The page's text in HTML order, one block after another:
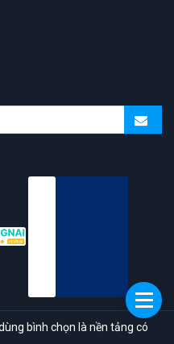
bình chọn là nền tảng có